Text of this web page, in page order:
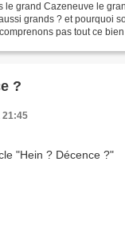
le grand Cazeneuve le
grands ? et pourquoi
pas tout ce
?
21:45